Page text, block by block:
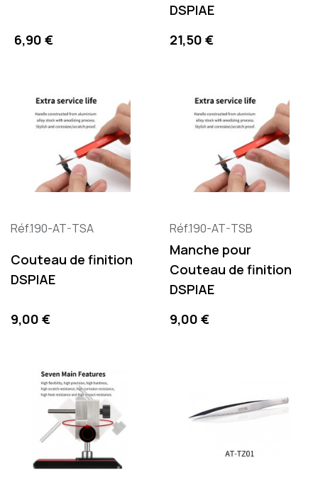
Prix
6,90 €
DSPIAE
Prix
21,50 €
Réf.190-AT-TSA
Couteau de finition
DSPIAE
Prix
9,00 €
Réf.190-AT-TSB
Manche pour
Couteau de finition
DSPIAE
Prix
9,00 €